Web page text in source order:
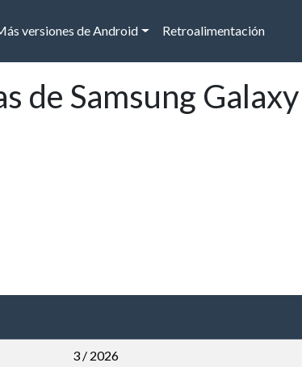
versiones de Android Retroalimentación
de Samsung
3 / 2026